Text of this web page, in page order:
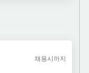
채용시까지